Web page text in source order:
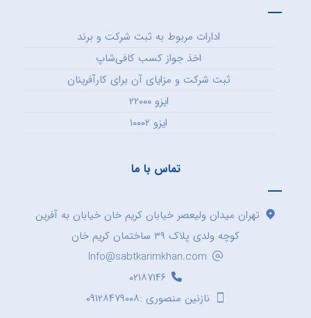
ادارات مربوط به ثبت شرکت و برند
اخذ جواز کسب کافی‌شاپ
ثبت شرکت و مزایای آن برای کارآفرینان
ایزو ۲۲۰۰۰
ایزو ۱۰۰۰۲
تماس با ما
تهران میدان ولیعصر خیابان کریم خان خیابان به آفرین
کوچه ولدی پلاک ۳۹ ساختمان کریم خان
Info@sabtkarimkhan.com
۰۲۱۸۷۱۴۶
نازنین منصوری :۰۹۱۲۸۴۷۹۰۰۸